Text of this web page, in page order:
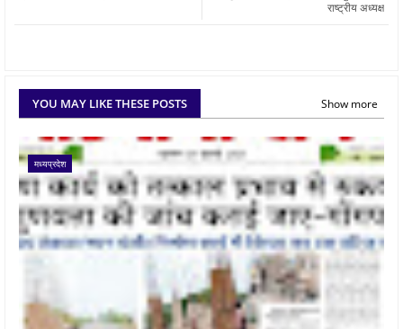
राष्ट्रीय अध्यक्ष
YOU MAY LIKE THESE POSTS Show more
मध्यप्रदेश